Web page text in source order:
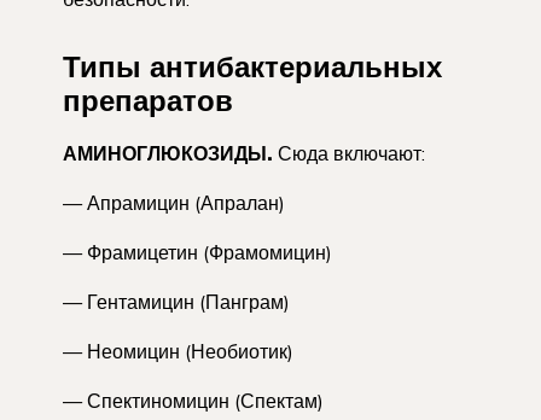
Типы антибактериальных
препаратов
АМИНОГЛЮКОЗИДЫ. Сюда включают:
— Апрамицин (Апралан)
— Фрамицетин (Фрамомицин)
— Гентамицин (Панграм)
— Неомицин (Необиотик)
— Спектиномицин (Спектам)